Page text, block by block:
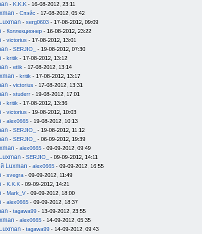
- K.K.K - 16-08-2012, 23:11
- Спэйс - 17-08-2012, 05:42
- serg0603 - 17-08-2012, 09:09
- Коллекционер - 16-08-2012, 23:22
- victorius - 17-08-2012, 13:01
- SERJIO_ - 19-08-2012, 07:30
- kritik - 17-08-2012, 13:12
- etlik - 17-08-2012, 13:14
- kritik - 17-08-2012, 13:17
- victorius - 17-08-2012, 13:31
- studerr - 19-08-2012, 17:01
- kritik - 17-08-2012, 13:36
- victorius - 19-08-2012, 10:03
- alex0665 - 19-08-2012, 10:13
- SERJIO_ - 19-08-2012, 11:12
- SERJIO_ - 06-09-2012, 19:39
- alex0665 - 09-09-2012, 09:49
- SERJIO_ - 09-09-2012, 14:11
Luxman - alex0665 - 09-09-2012, 16:55
- svegra - 09-09-2012, 11:49
- K.K.K - 09-09-2012, 14:21
- Mark_V - 09-09-2012, 18:00
- alex0665 - 09-09-2012, 18:37
- tagawa99 - 13-09-2012, 23:55
- alex0665 - 14-09-2012, 05:35
- tagawa99 - 14-09-2012, 09:43